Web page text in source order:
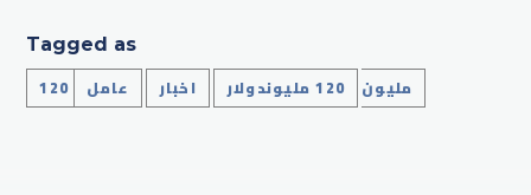
Tagged as
120 مليون 120 مليوندولار اخبار عامل